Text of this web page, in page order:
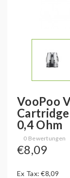
VooPoo
0,4 Ohm
0 Bewertungen
€8,09
Ex Tax: €8,09